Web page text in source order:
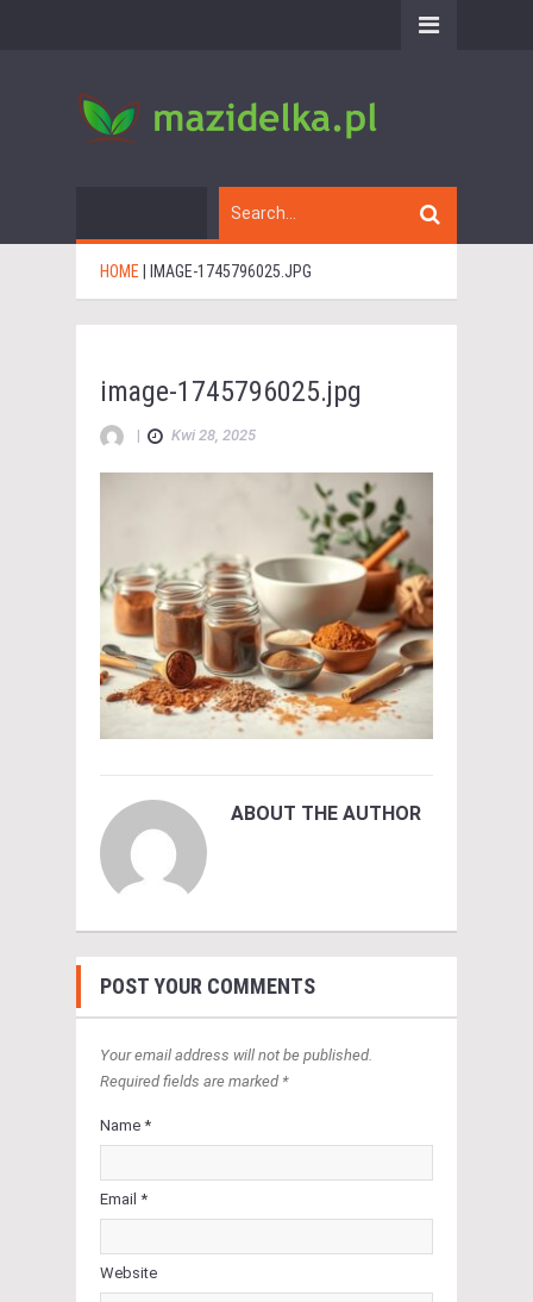
HOME IMAGE-1745796025.JPG
image-1745796025.jpg
| Kwi 28, 2025
ABOUT THE AUTHOR
POST YOUR COMMENTS
Your email address will not be published.
Required fields are marked *
Name *
Email *
Website